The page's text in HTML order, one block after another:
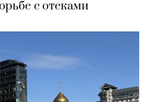
с отеками